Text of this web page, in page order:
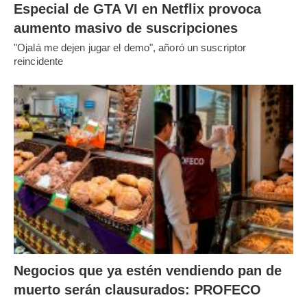
Especial de GTA VI en Netflix provoca
aumento masivo de suscripciones
"Ojalá me dejen jugar el demo", añoró un suscriptor
reincidente
Negocios que ya estén vendiendo pan de
muerto serán clausurados: PROFECO